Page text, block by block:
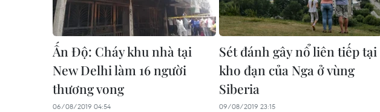
Ấn Độ: Cháy khu nhà tại
New Delhi làm 16 người
thương vong
06/08/2019 04:54
Sét đánh gây nổ liên tiếp tại
kho đạn của Nga ở vùng
Siberia
09/08/2019 23:15